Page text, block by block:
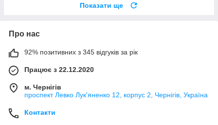
Показати ще
Про нас
92% позитивних з 345 відгуків за рік
Працює з 22.12.2020
м. Чернігів
проспект Левко Лук'яненко 12, корпус 2, Чернігів, Україна
Контакти